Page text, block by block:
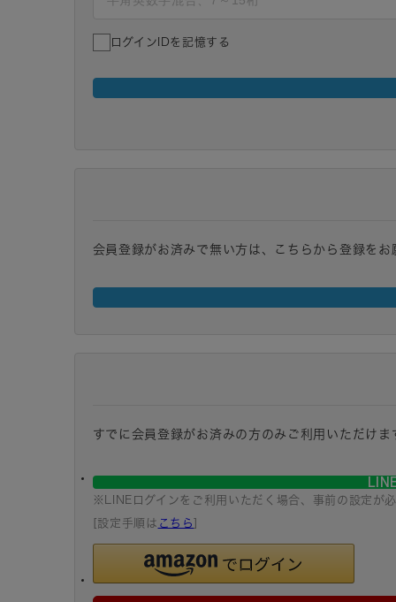
ログインIDを記憶する
会員登録がお済みで無い方は、こちらから登録をお
すでに会員登録がお済みの方のみご利用いただけま
※LINEログインをご利用いただく場合、事前の設定が
[設定手順は こちら]